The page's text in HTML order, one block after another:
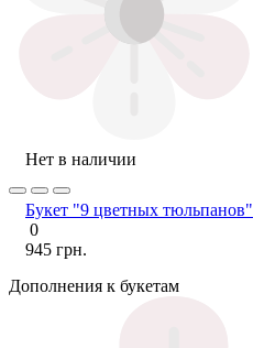
Нет в наличии
Букет "9 цветных тюльпанов"
0
945 грн.
Дополнения к букетам